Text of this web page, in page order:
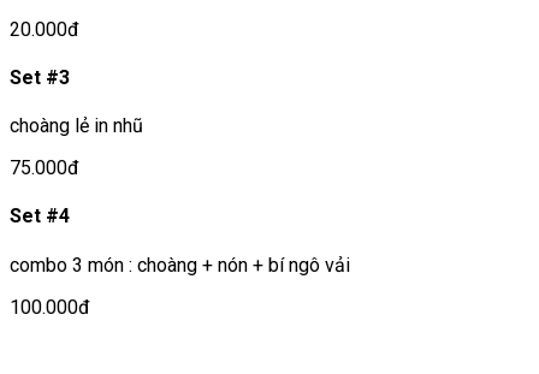
20.000đ
Set #3
choàng lẻ in nhũ
75.000đ
Set #4
combo 3 món : choàng + nón + bí ngô vải
100.000đ